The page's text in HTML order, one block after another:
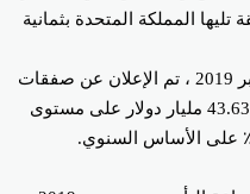
المتحدة ب 31 صفقة تليها المملكة المتحدة بثمانية
في عام 2019 ، اعتبارًا من نهاية ديسمبر 2019 ، تم الإعلان عن صفقات
الدمج والشراء الخاصة بالتأمين بقيمة 43.63 مليار دولار على مستوى